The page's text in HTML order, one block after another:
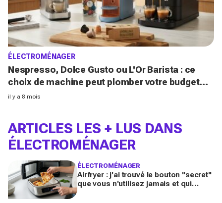
ÉLECTROMÉNAGER
Nespresso, Dolce Gusto ou L'Or Barista : ce
choix de machine peut plomber votre budget
café et vous ne le savez pas
il y a 8 mois
ARTICLES LES + LUS DANS
ÉLECTROMÉNAGER
ÉLECTROMÉNAGER
Airfryer : j'ai trouvé le bouton "secret"
que vous n'utilisez jamais et qui